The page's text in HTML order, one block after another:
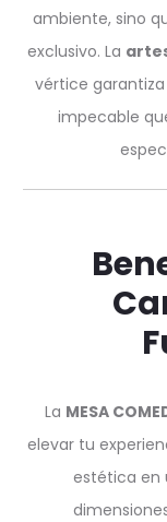
ambiente, sino
exclusivo. La
vértice
impecable
La MESA
elevar tu
estética en